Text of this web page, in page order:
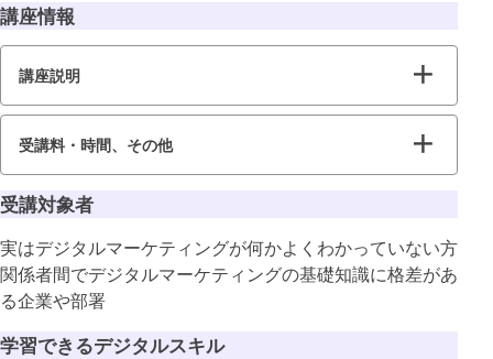
講座情報
講座説明
受講料・時間、その他
受講対象者
実はデジタルマーケティングが何かよくわかっていない方
関係者間でデジタルマーケティングの基礎知識に格差があ
る企業や部署
学習できるデジタルスキル